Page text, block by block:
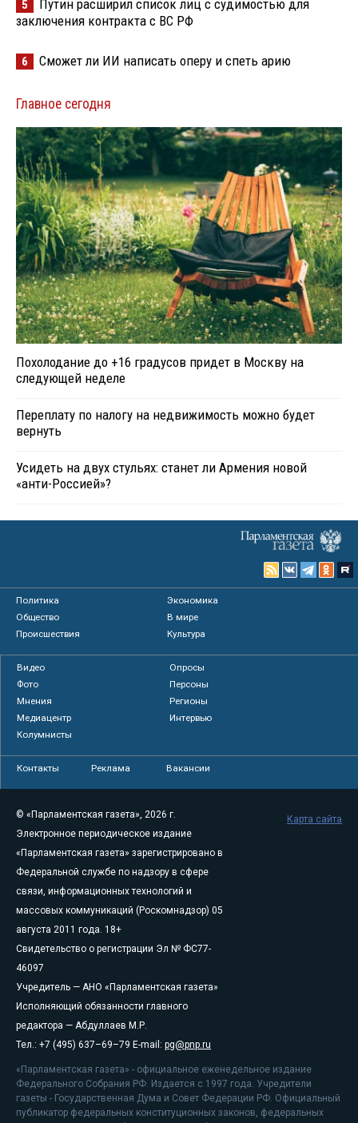
5
Путин расширил список лиц с судимостью для
заключения контракта с ВС РФ
6 Сможет ли ИИ написать оперу и спеть арию
Главное сегодня
Похолодание до +16 градусов придет в Москву на
следующей неделе
Переплату по налогу на недвижимость можно будет
вернуть
Усидеть на двух стульях: станет ли Армения новой
«анти-Россией»?
Политика
Экономика
Общество
В мире
Происшествия
Культура
Видео
Опросы
Фото
Персоны
Мнения
Регионы
Медиацентр
Интервью
Колумнисты
Контакты Реклама Вакансии
© «Парламентская газета», 2026 г.
Электронное периодическое издание
«Парламентская газета» зарегистрировано в
Федеральной службе по надзору в сфере
связи, информационных технологий и
массовых коммуникаций (Роскомнадзор) 05
августа 2011 года. 18+
Свидетельство о регистрации Эл № ФС77-
46097
Учредитель — АНО «Парламентская газета»
Исполняющий обязанности главного
редактора — Абдуллаев М.Р.
Тел.: +7 (495) 637–69–79 E-mail: pg@pnp.ru
«Парламентская газета» - официальное еженедельное издание
Федерального Собрания РФ. Издается с 1997 года. Учредители
газеты - Государственная Дума и Совет Федерации РФ. Официальный
публикатор федеральных конституционных законов, федеральных
Карта сайта